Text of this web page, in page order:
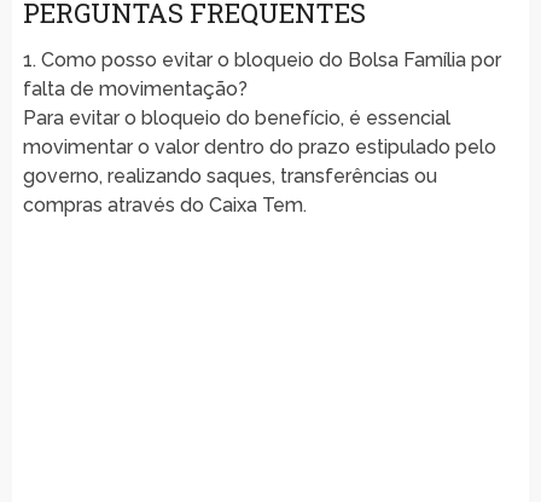
PERGUNTAS FREQUENTES
1. Como posso evitar o bloqueio do Bolsa Família por
falta de movimentação?
Para evitar o bloqueio do benefício, é essencial
movimentar o valor dentro do prazo estipulado pelo
governo, realizando saques, transferências ou
compras através do Caixa Tem.